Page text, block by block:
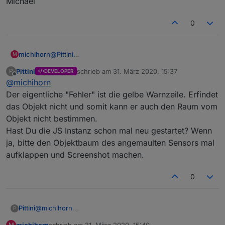
0
M michihorn@Pittini
Objekte hat das Script bislang wegen des Fehlers
nicht angelegt
Michael
P
Offline
Pittini DEVELOPER schrieb am 31. März 2020, 15:37
zuletzt editiert von
@michihorn
Der eigentliche "Fehler" ist die gelbe Warnzeile. Erfindet
das Objekt nicht und somit kann er auch den Raum vom
Objekt nicht bestimmen.
Hast Du die JS Instanz schon mal neu gestartet? Wenn
ja, bitte den Objektbaum des angemaulten Sensors mal
aufklappen und Screenshot machen.
0
P Pittini@michihorn